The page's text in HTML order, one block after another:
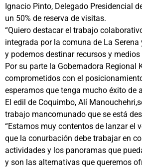
Ignacio Pinto, Delegado Presidencial
un 50% de reserva de visitas.
“Quiero destacar el trabajo
integrada por la comuna de La
y podemos destinar recursos y
Por su parte la Gobernadora
comprometidos con el
esperamos que tenga mucho éxito de
El edil de Coquimbo, Alí
trabajo mancomunado que se está
“Estamos muy contentos de lanzar el
que la conurbación debe trabajar en
actividades y los panoramas que
y son las alternativas que queremos